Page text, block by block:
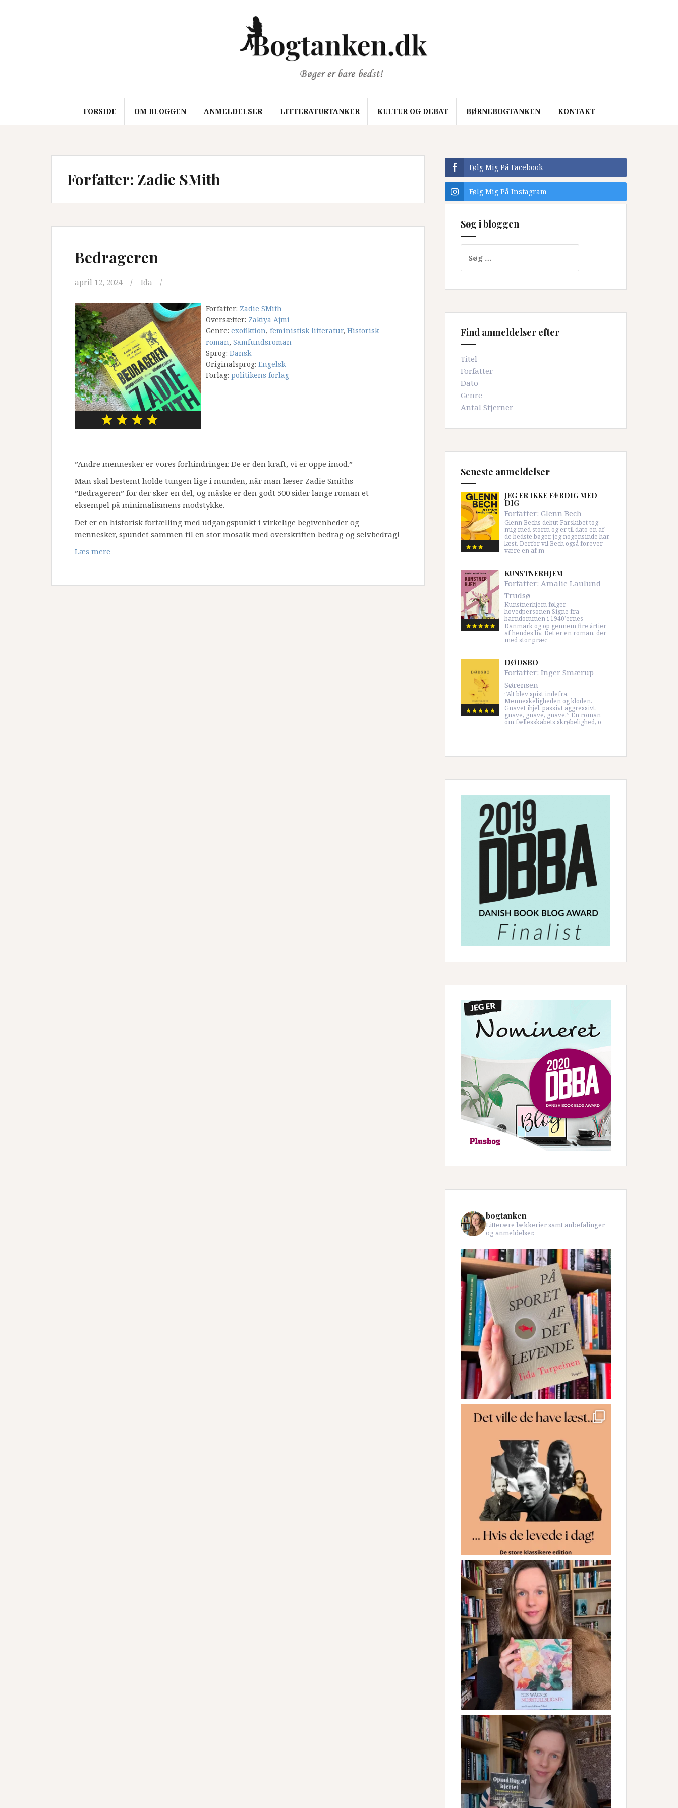
FORSIDE OM BLOGGEN ANMELDELSER LITTERATURTANKER KULTUR OG DEBAT BØRNEBOGTANKEN KONTAKT
Forfatter: Zadie SMith
Bedrageren
april 12, 2024 Ida
Forfatter: Zadie SMith
Oversætter: Zakiya Ajmi
Genre: exofiktion, feministisk litteratur, Historisk
roman, Samfundsroman
Sprog: Dansk
Originalsprog: Engelsk
Forlag: politikens forlag
”Andre mennesker er vores forhindringer. De er den kraft, vi er oppe imod.”
Man skal bestemt holde tungen lige i munden, når man læser Zadie Smiths
”Bedrageren” for der sker en del, og måske er den godt 500 sider lange roman et
eksempel på minimalismens modstykke.
Det er en historisk fortælling med udgangspunkt i virkelige begivenheder og
mennesker, spundet sammen til en stor mosaik med overskriften bedrag og selvbedrag!
Læs mere
Følg Mig På Facebook
Følg Mig På Instagram
Søg i bloggen
efter:
Find anmeldelser efter
Titel
Forfatter
Dato
Genre
Antal Stjerner
Seneste anmeldelser
JEG ER IKKE FÆRDIG MED
DIG
Forfatter: Glenn Bech
Glenn Bechs debut Farskibet tog
mig med storm og er til dato en af
de bedste bøger, jeg nogensinde har
læst. Derfor vil Bech også forever
være en af m
KUNSTNERHJEM
Forfatter: Amalie Laulund
Trudsø
Kunstnerhjem følger
hovedpersonen Signe fra
barndommen i 1940’ernes
Danmark og op gennem fire årtier
af hendes liv. Det er en roman, der
med stor præc
DØDSBO
Forfatter: Inger Smærup
Sørensen
”Alt blev spist indefra.
Menneskeligheden og kloden.
Gnavet ihjel, passivt aggressivt,
gnave, gnave, gnave.” En roman
om fællesskabets skrøbelighed, o
bogtanken
Litterære lækkerier samt anbefalinger
og anmeldelser.